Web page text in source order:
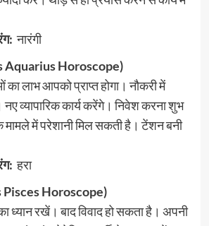
नारंगी
Aquarius Horoscope)
लाभ आपको प्राप्त होगा। नौकरी में
व्यापारिक कार्य करेंगे। निवेश करना शुभ
में परेशानी मिल सकती है। टेंशन बनी
हरा
Pisces Horoscope)
रखें। बाद विवाद हो सकता है। अपनी